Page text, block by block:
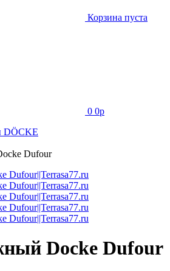
Корзина пуста
0 0p
DÖCKE
Dufour
Docke Dufour